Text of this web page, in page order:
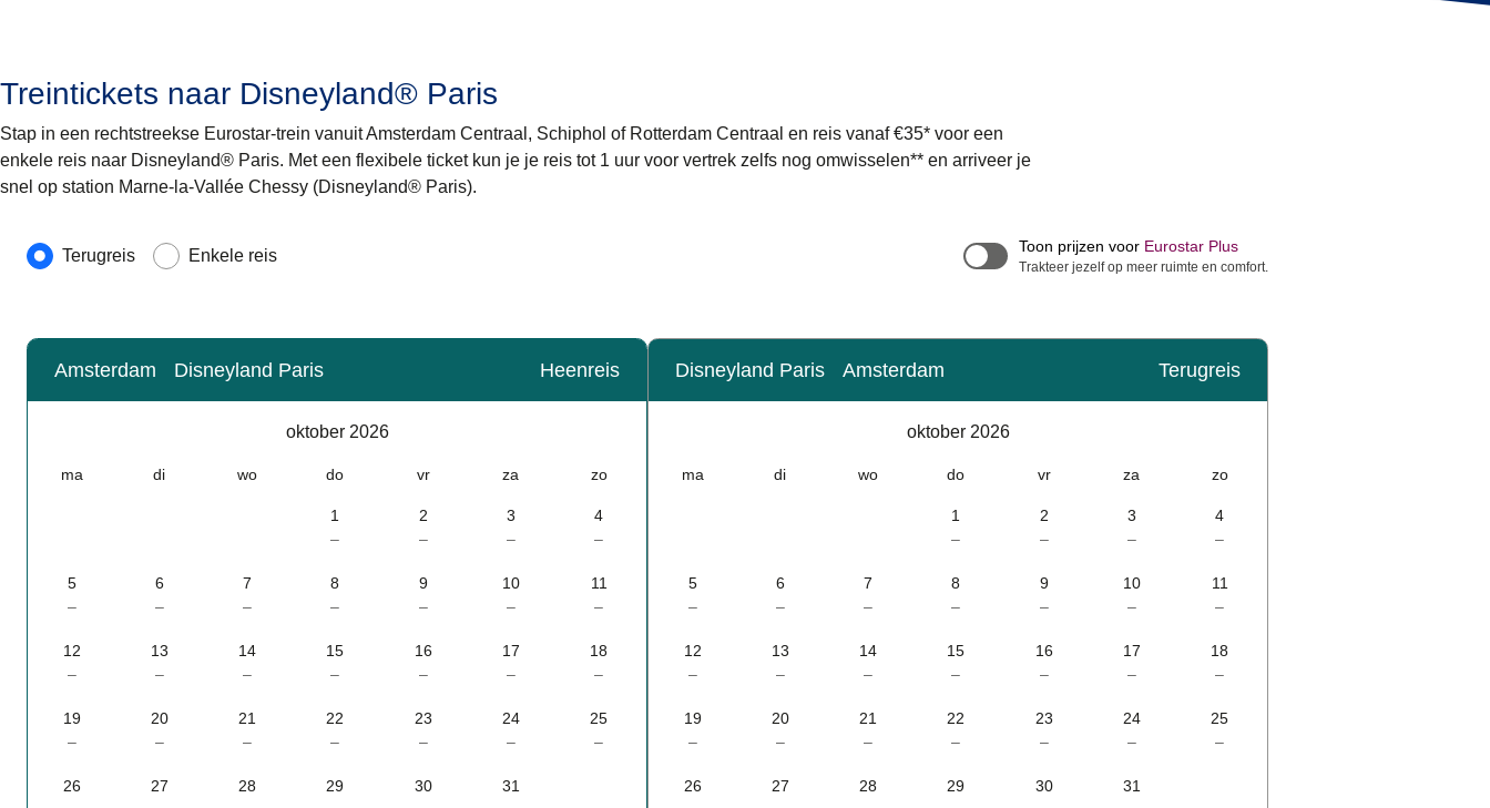
Treintickets naar Disneyland® Paris
Stap in een rechtstreekse Eurostar-trein vanuit Amsterdam Centraal, Schiphol of Rotterdam Centraal en reis vanaf €35* voor een
enkele reis naar Disneyland® Paris. Met een flexibele ticket kun je je reis tot 1 uur voor vertrek zelfs nog omwisselen** en arriveer je
snel op station Marne-la-Vallée Chessy (Disneyland® Paris).
Soort reisTerugreis Enkele reis Toon prijzen voor Eurostar Plus
Trakteer jezelf op meer ruimte en comfort.
Kalender -
Amsterdam Disneyland Paris Heenreis
oktober 2026
ma di wo do vr za zo
1
–
2
–
3
–
4
–
5
–
6
–
7
–
8
–
9
–
10
–
11
–
12
–
13
–
14
–
15
–
16
–
17
–
18
–
19
–
20
–
21
–
22
–
23
–
24
–
25
–
26
27
28
29
30
31
Kalender-
Disneyland Paris Amsterdam Terugreis
oktober 2026
ma di wo do vr za zo
1
–
2
–
3
–
4
–
5
–
6
–
7
–
8
–
9
–
10
–
11
–
12
–
13
–
14
–
15
–
16
–
17
–
18
–
19
–
20
–
21
–
22
–
23
–
24
–
25
–
26
27
28
29
30
31